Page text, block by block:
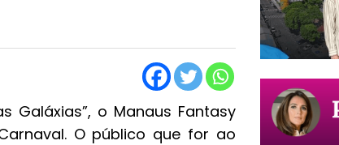
Galáxias”, o Manaus Fantasy
O público que for ao